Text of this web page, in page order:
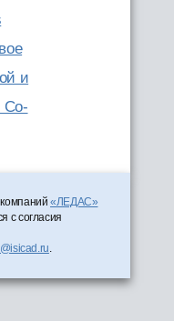
и
«ЛЕДАС»
с согласия
.